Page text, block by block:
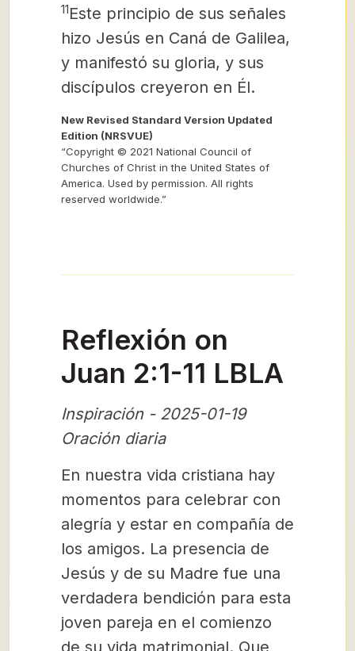
11Este principio de sus señales
hizo Jesús en Caná de Galilea,
y manifestó su gloria, y sus
discípulos creyeron en Él.
New Revised Standard Version Updated
Edition (NRSVUE)
“Copyright © 2021 National Council of
Churches of Christ in the United States of
America. Used by permission. All rights
reserved worldwide.”
Reflexión on
Juan 2:1-11 LBLA
Inspiración - 2025-01-19
Oración diaria
En nuestra vida cristiana hay
momentos para celebrar con
alegría y estar en compañía de
los amigos. La presencia de
Jesús y de su Madre fue una
verdadera bendición para esta
joven pareja en el comienzo
de su vida matrimonial. Que